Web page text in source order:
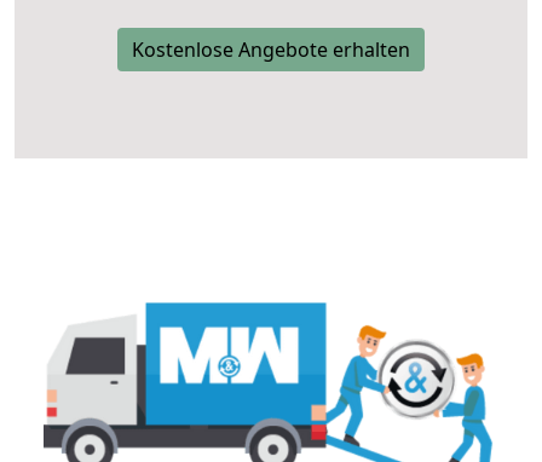
Kostenlose Angebote erhalten